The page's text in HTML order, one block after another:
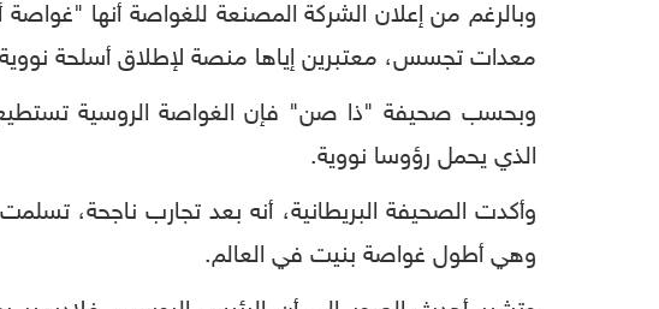
وبالرغم من إعلان الشركة المصنعة للغواصة أنها
معدات تجسس، معتبرين إياها منصة لإطلاق أسلحة
وبحسب صحيفة "ذا صن" فإن الغواصة الروسية
الذي يحمل رؤوسا نووية.
وهي أطول غواصة بنيت في العالم.